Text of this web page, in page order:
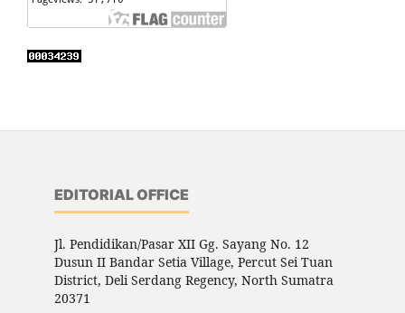
EDITORIAL OFFICE
Jl. Pendidikan/Pasar XII Gg. Sayang No. 12
Dusun II Bandar Setia Village, Percut Sei Tuan
District, Deli Serdang Regency, North Sumatra
20371